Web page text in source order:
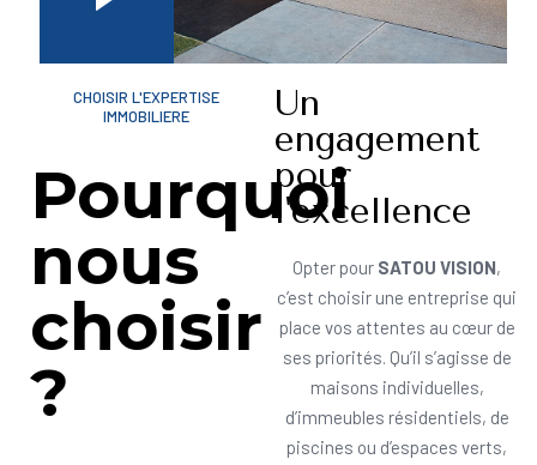
CHOISIR L'EXPERTISE
IMMOBILIERE
Pourquoi
nous
choisir
?
Un
engagement
pour
l'excellence
Opter pour SATOU VISION,
c’est choisir une entreprise qui
place vos attentes au cœur de
ses priorités. Qu’il s’agisse de
maisons individuelles,
d’immeubles résidentiels, de
piscines ou d’espaces verts,